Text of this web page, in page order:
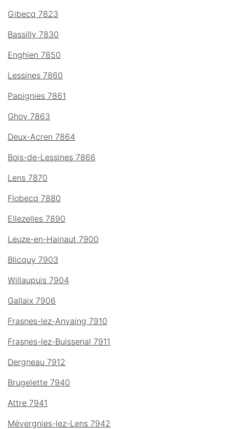
Gibecq 7823
Bassilly 7830
Enghien 7850
Lessines 7860
Papignies 7861
Ghoy 7863
Deux-Acren 7864
Bois-de-Lessines 7866
Lens 7870
Flobecq 7880
Ellezelles 7890
Leuze-en-Hainaut 7900
Blicquy 7903
Willaupuis 7904
Gallaix 7906
Frasnes-lez-Anvaing 7910
Frasnes-lez-Buissenal 7911
Dergneau 7912
Brugelette 7940
Attre 7941
Mévergnies-lez-Lens 7942